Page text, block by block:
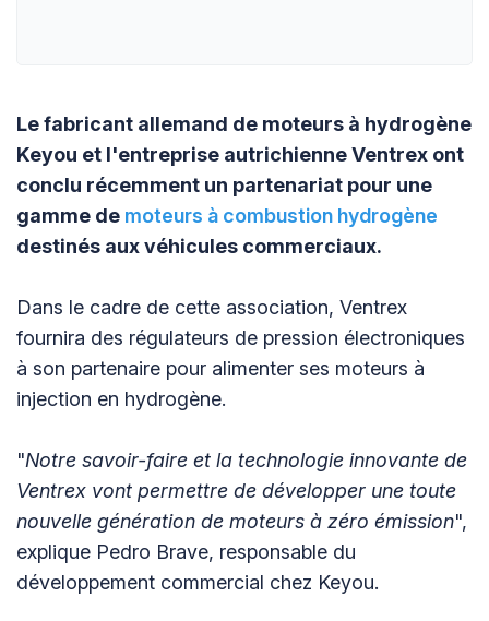
Le fabricant allemand de moteurs à hydrogène
Keyou et l'entreprise autrichienne Ventrex ont
conclu récemment un partenariat pour une
gamme de moteurs à combustion hydrogène
destinés aux véhicules commerciaux.
Dans le cadre de cette association, Ventrex
fournira des régulateurs de pression électroniques
à son partenaire pour alimenter ses moteurs à
injection en hydrogène.
"Notre savoir-faire et la technologie innovante de
Ventrex vont permettre de développer une toute
nouvelle génération de moteurs à zéro émission",
explique Pedro Brave, responsable du
développement commercial chez Keyou.